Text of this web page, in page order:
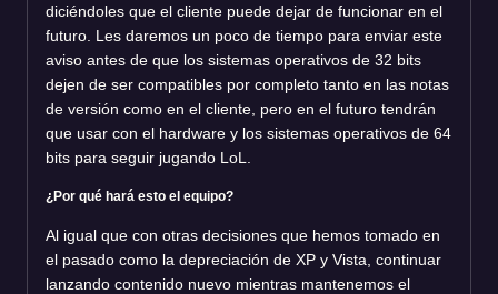
diciéndoles que el cliente puede dejar de funcionar en el
futuro. Les daremos un poco de tiempo para enviar este
aviso antes de que los sistemas operativos de 32 bits
dejen de ser compatibles por completo tanto en las notas
de versión como en el cliente, pero en el futuro tendrán
que usar con el hardware y los sistemas operativos de 64
bits para seguir jugando LoL.
¿Por qué hará esto el equipo?
Al igual que con otras decisiones que hemos tomado en
el pasado como la depreciación de XP y Vista, continuar
lanzando contenido nuevo mientras mantenemos el